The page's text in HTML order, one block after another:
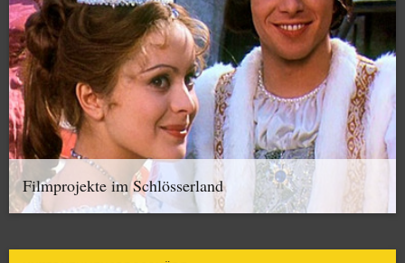
Filmprojekte im Schlösserland